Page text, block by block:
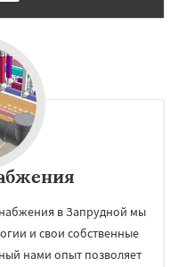
в Запрудной мы
и свои собственные
нами опыт позволяет